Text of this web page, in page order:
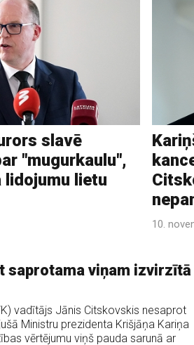
slavē
"mugurkaulu",
lietu
10.
saprotama viņam izvirzītā
vadītājs Jānis Citskovskis nesaprot
Ministru prezidenta Krišjāņa Kariņa
vērtējumu viņš pauda sarunā ar